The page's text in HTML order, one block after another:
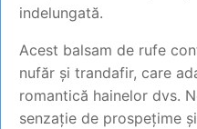
indelungată.
Acest balsam de rufe
nufăr și trandafir, care
romantică hainelor dvs.
senzație de prospețime